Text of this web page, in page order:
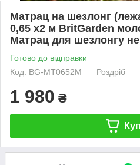
Матрац на шезлонг
0,65 х2 м BritGarden
Матрац для шезлонгу
Готово до відправки
Код: BG-MT0652M
Роздріб
1 980 ₴